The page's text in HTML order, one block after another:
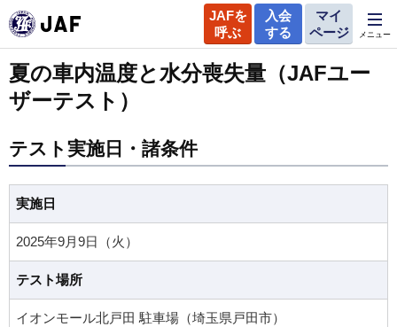
JAFを
呼ぶ
入会
する
マイ
ページ
メニュー
夏の車内温度と水分喪失量（JAFユー
ザーテスト）
テスト実施日・諸条件
実施日
2025年9月9日（火）
テスト場所
イオンモール北戸田 駐車場（埼玉県戸田市）